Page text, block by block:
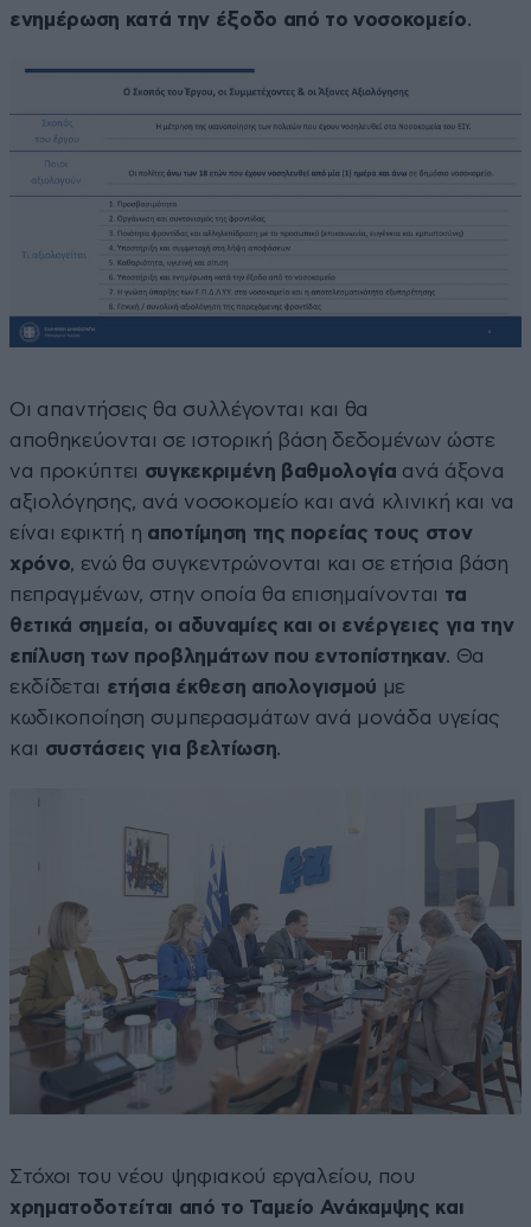
ενημέρωση κατά την έξοδο από το νοσοκομείο.
Οι απαντήσεις θα συλλέγονται και θα
αποθηκεύονται σε ιστορική βάση δεδομένων ώστε
να προκύπτει συγκεκριμένη βαθμολογία ανά άξονα
αξιολόγησης, ανά νοσοκομείο και ανά κλινική και να
είναι εφικτή η αποτίμηση της πορείας τους στον
χρόνο, ενώ θα συγκεντρώνονται και σε ετήσια βάση
πεπραγμένων, στην οποία θα επισημαίνονται τα
θετικά σημεία, οι αδυναμίες και οι ενέργειες για την
επίλυση των προβλημάτων που εντοπίστηκαν. Θα
εκδίδεται ετήσια έκθεση απολογισμού με
κωδικοποίηση συμπερασμάτων ανά μονάδα υγείας
και συστάσεις για βελτίωση.
Στόχοι του νέου ψηφιακού εργαλείου, που
χρηματοδοτείται από το Ταμείο Ανάκαμψης και